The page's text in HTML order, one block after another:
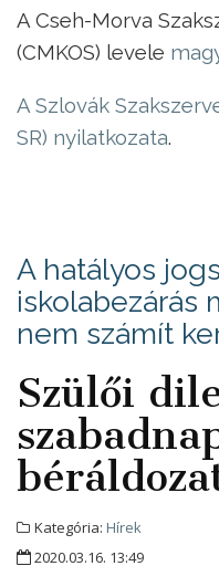
A Cseh-Morva
(CMKOS) levele
A Szlovák
SR) nyilatkozata.
A hatályos
iskolabezárás
nem számít
Szülői
Kategória: Hírek
2020.03.16. 13:49